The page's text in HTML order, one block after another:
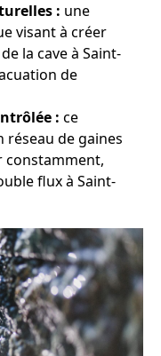
: une
visant à créer
la cave à Saint-
de
: ce
réseau de gaines
constamment,
flux à Saint-